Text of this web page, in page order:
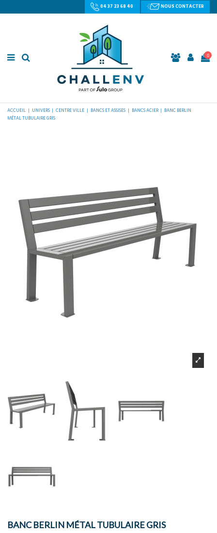
04 37 23 68 40 NOUS CONTACTER
0
ACCUEIL UNIVERS CENTRE VILLE BANCS ET ASSISES BANCS ACIER
BANC BERLIN
MÉTAL TUBULAIRE GRIS
BANC BERLIN MÉTAL TUBULAIRE GRIS